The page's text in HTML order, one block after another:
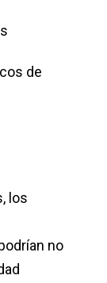
de
los
no